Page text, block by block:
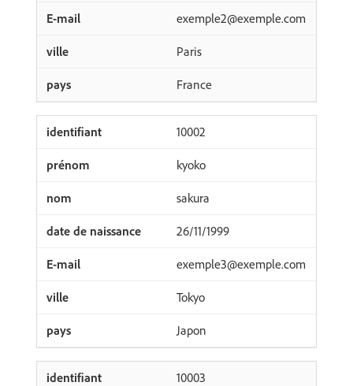
exemple2@exemple.com
Paris
France
10002
kyoko
sakura
26/11/1999
exemple3@exemple.com
Tokyo
Japon
10003